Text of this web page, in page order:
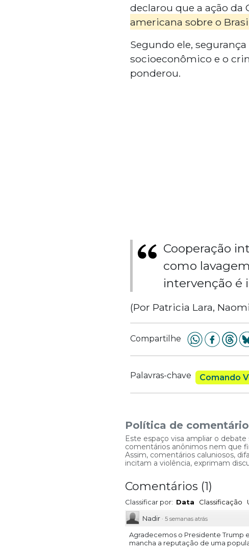
declarou que a ação da
americana sobre o
Segundo ele,
socioeconômico e o
ponderou.
Cooperação
como
intervenção é
(Por Patricia Lara,
Compartilhe
Palavras-chave Comando
Política de
Este espaço visa ampliar o
comentários anônimos nem que
Assim, comentários caluniosos,
incitam a violência, exprimam
Comentários (1)
Classificar por: Data Classificação
Nadir · 5 semanas atrás
Agradecemos o Presidente Trump
mancha a reputação de uma